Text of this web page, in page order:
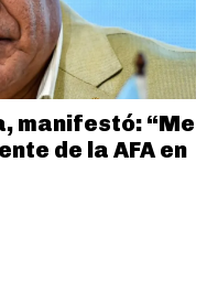
manifestó: “Me
de la AFA en